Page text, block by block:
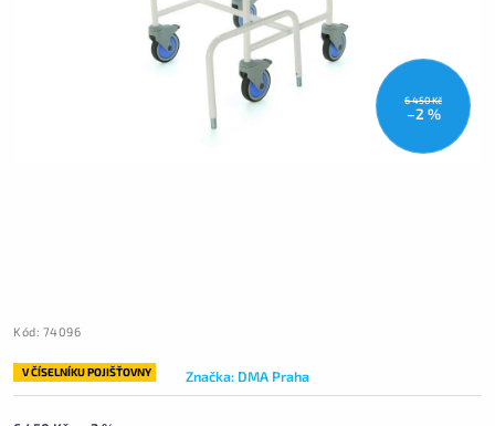
6 450 Kč
–2 %
Kód: 74096
V ČÍSELNÍKU POJIŠŤOVNY Značka: DMA Praha